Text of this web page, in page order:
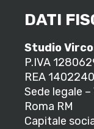
DATI
Studio
P.IVA
REA 1402240
Sede legale
Roma RM
Capitale